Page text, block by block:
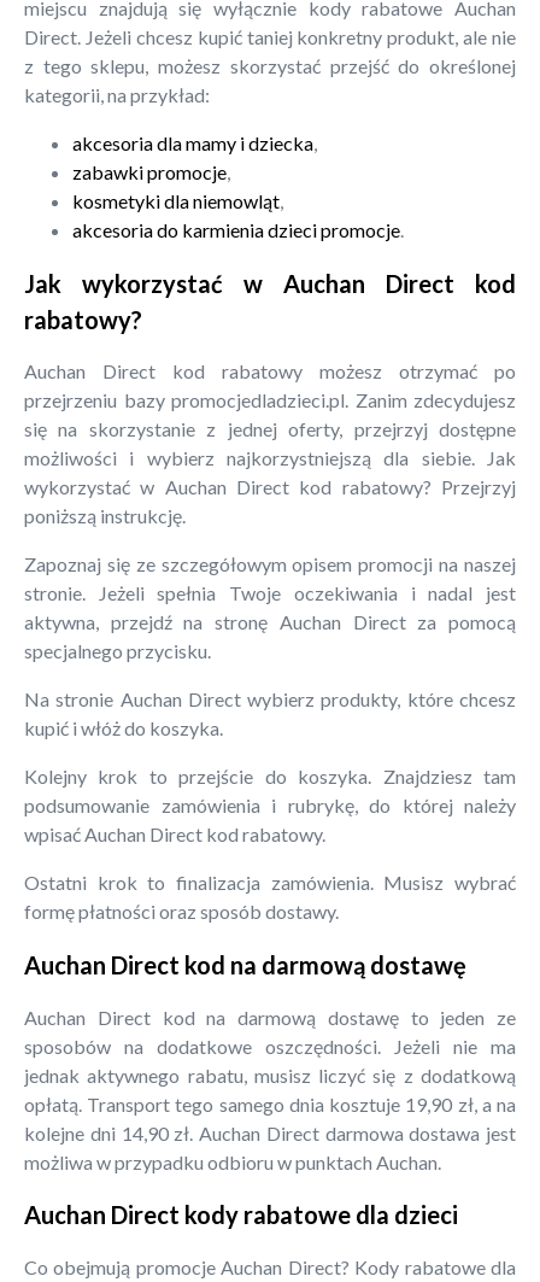
miejscu znajdują się wyłącznie kody rabatowe Auchan
Direct. Jeżeli chcesz kupić taniej konkretny produkt, ale nie
z tego sklepu, możesz skorzystać przejść do określonej
kategorii, na przykład:
akcesoria dla mamy i dziecka,
zabawki promocje,
kosmetyki dla niemowląt,
akcesoria do karmienia dzieci promocje.
Jak wykorzystać w Auchan Direct kod
rabatowy?
Auchan Direct kod rabatowy możesz otrzymać po
przejrzeniu bazy promocjedladzieci.pl. Zanim zdecydujesz
się na skorzystanie z jednej oferty, przejrzyj dostępne
możliwości i wybierz najkorzystniejszą dla siebie. Jak
wykorzystać w Auchan Direct kod rabatowy? Przejrzyj
poniższą instrukcję.
Zapoznaj się ze szczegółowym opisem promocji na naszej
stronie. Jeżeli spełnia Twoje oczekiwania i nadal jest
aktywna, przejdź na stronę Auchan Direct za pomocą
specjalnego przycisku.
Na stronie Auchan Direct wybierz produkty, które chcesz
kupić i włóż do koszyka.
Kolejny krok to przejście do koszyka. Znajdziesz tam
podsumowanie zamówienia i rubrykę, do której należy
wpisać Auchan Direct kod rabatowy.
Ostatni krok to finalizacja zamówienia. Musisz wybrać
formę płatności oraz sposób dostawy.
Auchan Direct kod na darmową dostawę
Auchan Direct kod na darmową dostawę to jeden ze
sposobów na dodatkowe oszczędności. Jeżeli nie ma
jednak aktywnego rabatu, musisz liczyć się z dodatkową
opłatą. Transport tego samego dnia kosztuje 19,90 zł, a na
kolejne dni 14,90 zł. Auchan Direct darmowa dostawa jest
możliwa w przypadku odbioru w punktach Auchan.
Auchan Direct kody rabatowe dla dzieci
Co obejmują promocje Auchan Direct? Kody rabatowe dla